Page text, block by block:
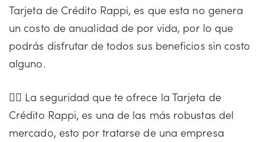
Tarjeta de Crédito Rappi, es que esta no genera
un costo de anualidad de por vida, por lo que
podrás disfrutar de todos sus beneficios sin costo
alguno.
👍🏻 La seguridad que te ofrece la Tarjeta de
Crédito Rappi, es una de las más robustas del
mercado, esto por tratarse de una empresa